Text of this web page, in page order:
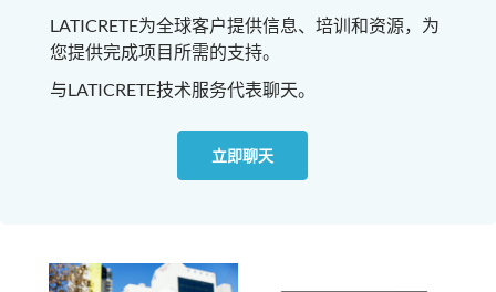
LATICRETE为全球客户提供信息、培训和资源，为
您提供完成项目所需的支持。
与LATICRETE技术服务代表聊天。
立即聊天